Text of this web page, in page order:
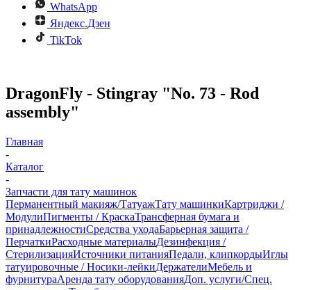
WhatsApp
Яндекс.Дзен
TikTok
DragonFly - Stingray "No. 73 - Rod
assembly"
Главная
-
Каталог
-
Запчасти для тату машинок
Перманентный макияж/ТатуажТату машинкиКартриджи /
МодулиПигменты / КраскаТрансферная бумага и
принадлежностиСредства уходаБарьерная защита /
ПерчаткиРасходные материалыДезинфекция /
СтерилизацияИсточники питанияПедали, клипкордыИглы
татуировочные / Носики-лейкиДержателиМебель и
фурнитураАренда тату оборудованияДоп. услуги/Спец.